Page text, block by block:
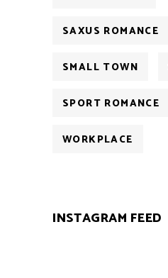
SAXUS ROMANCE
SMALL TOWN
SPORT ROMANCE
WORKPLACE
INSTAGRAM FEED